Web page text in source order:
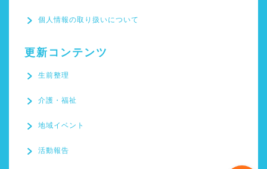
個人情報の取り扱いについて
更新コンテンツ
生前整理
介護・福祉
地域イベント
活動報告